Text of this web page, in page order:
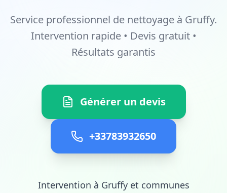
Service professionnel de nettoyage à Gruffy.
Intervention rapide • Devis gratuit •
Résultats garantis
Générer un devis
+33783932650
Intervention à Gruffy et communes